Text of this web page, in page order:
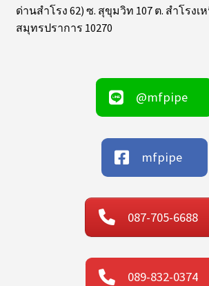
ด่านสำโรง 62) ซ. สุขุมวิท 107 ต. สำโรงเ
สมุทรปราการ 10270
@mfpipe
mfpipe
087-705-6688
089-832-0374